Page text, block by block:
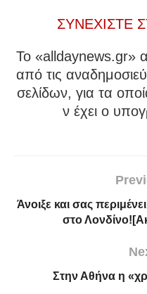
ΣΥΝΕΧΙΣΤΕ
To «alldaynews.gr»
από τις
σελίδων, για τα
ν έχει ο
Άνοιξε και σας
στο
Στην Αθήνα η